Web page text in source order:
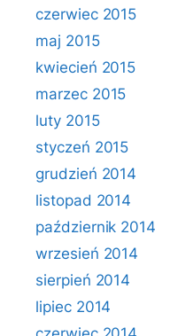
czerwiec 2015
maj 2015
kwiecień 2015
marzec 2015
luty 2015
styczeń 2015
grudzień 2014
listopad 2014
październik 2014
wrzesień 2014
sierpień 2014
lipiec 2014